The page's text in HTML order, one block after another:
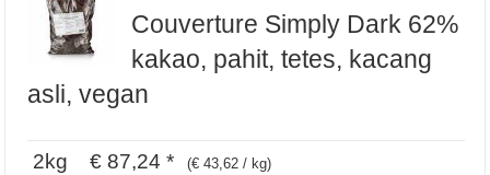
Couverture Simply Dark 62%
kakao, pahit, tetes, kacang
asli, vegan
2kg € 87,24 * (€ 43,62 / kg)